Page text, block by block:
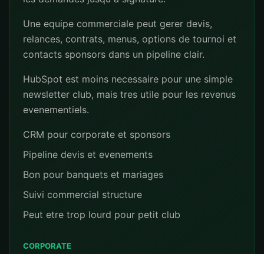
Une equipe commerciale peut gerer devis,
relances, contrats, menus, options de tournoi et
contacts sponsors dans un pipeline clair.
HubSpot est moins necessaire pour une simple
newsletter club, mais tres utile pour les revenus
evenementiels.
CRM pour corporate et sponsors
Pipeline devis et evenements
Bon pour banquets et mariages
Suivi commercial structure
Peut etre trop lourd pour petit club
CORPORATE